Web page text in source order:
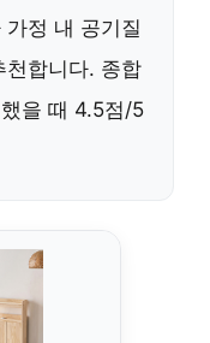
정 내 공기질
천합니다. 종합
을 때 4.5점/5